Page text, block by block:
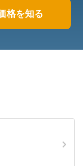
格を知る